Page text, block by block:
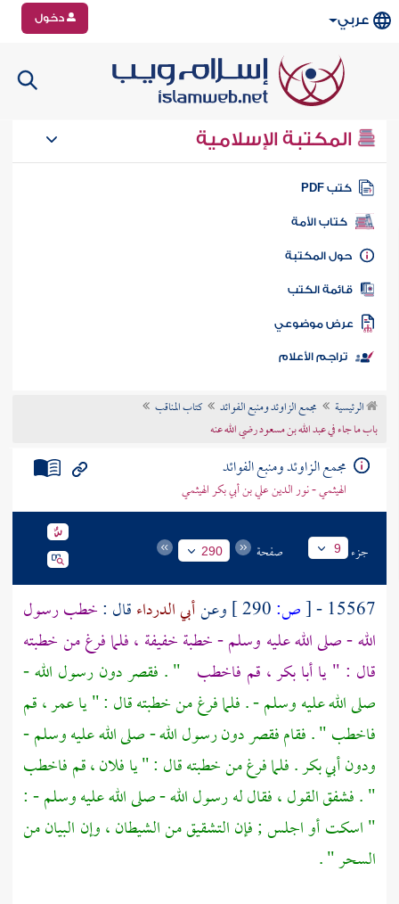
عربي دخول
المكتبة الإسلامية
كتب PDF
كتاب الأمة
المكتبة
الكتب
موضوعي
تراجم الأعلام
الرئيسية مجمع الزاوئد ومنبع الفوائد
كتاب المناقب
باب ما جاء في عبد الله بن مسعود رضي الله عنه
مجمع الزاوئد ومنبع الفوائد
الهيثمي - نور الدين علي بن أبي بكر الهيثمي
جزء 9 صفحة 290
15567 -
[ص: وعنأبي الدرداءقال :خطب رسول
الله - صلى الله عليه وسلم - خطبة خفيفة ، فلما فرغ من خطبته
قال : " ياأبا بكر، قم فاخطب " . فقصر دون رسول الله -
صلى الله عليه وسلم - . فلما فرغ من خطبته قال : " ياعمر، قم
فاخطب " . فقام فقصر دون رسول الله - صلى الله عليه وسلم -
ودونأبي بكر. فلما فرغ من خطبته قال : " يا فلان ، قم فاخطب
" . فشفق القول ، فقال له رسول الله - صلى الله عليه وسلم - :
" اسكت أو اجلس ; فإن التشقيق من الشيطان ، وإن البيان من
السحر " .